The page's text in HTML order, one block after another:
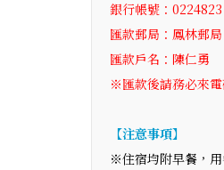
銀行帳號：0224823
匯款郵局：鳳林郵局
匯款戶名：陳仁勇
※匯款後請務必來電
【注意事項】
※住宿均附早餐，